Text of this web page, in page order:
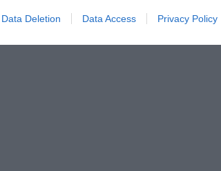
Data Deletion Data Access Privacy Policy